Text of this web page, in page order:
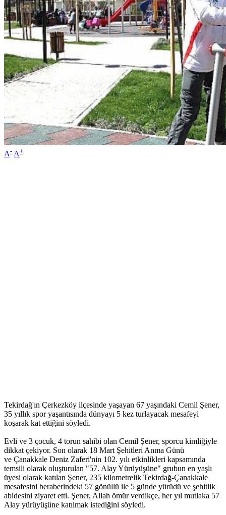
A- A+
Tekirdağ'ın Çerkezköy ilçesinde yaşayan 67 yaşındaki Cemil Şener,
35 yıllık spor yaşantısında dünyayı 5 kez turlayacak mesafeyi
koşarak kat ettiğini söyledi.
Evli ve 3 çocuk, 4 torun sahibi olan Cemil Şener, sporcu kimliğiyle
dikkat çekiyor. Son olarak 18 Mart Şehitleri Anma Günü
ve Çanakkale Deniz Zaferi'nin 102. yılı etkinlikleri kapsamında
temsili olarak oluşturulan "57. Alay Yürüyüşüne" grubun en yaşlı
üyesi olarak katılan Şener, 235 kilometrelik Tekirdağ-Çanakkale
mesafesini beraberindeki 57 gönüllü ile 5 günde yürüdü ve şehitlik
abidesini ziyaret etti. Şener, Allah ömür verdikçe, her yıl mutlaka 57
Alay yürüyüşüne katılmak istediğini söyledi.